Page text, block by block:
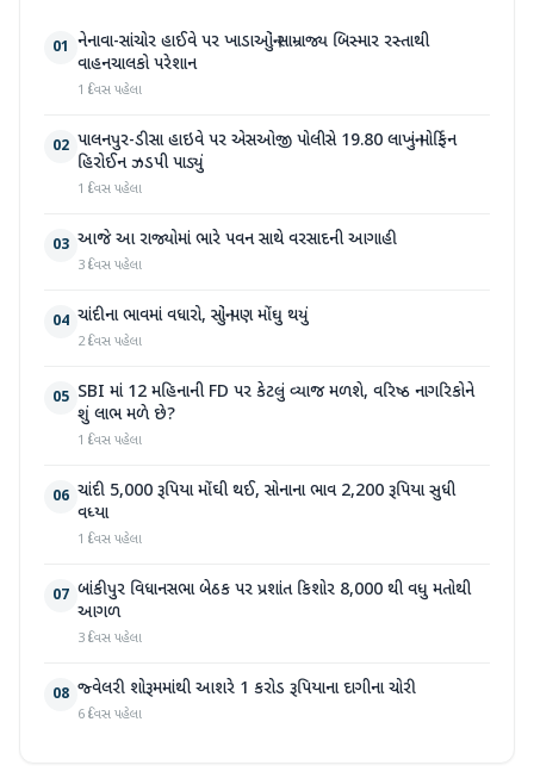
01 નેનાવા-સાંચોર હાઈવે પર ખાડાઓનું સામ્રાજ્ય બિસ્માર રસ્તાથી
વાહનચાલકો પરેશાન
1 દિવસ પહેલા
02 પાલનપુર-ડીસા હાઇવે પર એસઓજી પોલીસે 19.80 લાખનું મોર્ફિન
હિરોઈન ઝડપી પાડ્યું
1 દિવસ પહેલા
03 આજે આ રાજ્યોમાં ભારે પવન સાથે વરસાદની આગાહી
3 દિવસ પહેલા
04 ચાંદીના ભાવમાં વધારો, સોનું પણ મોંઘુ થયું
2 દિવસ પહેલા
05 SBI માં 12 મહિનાની FD પર કેટલું વ્યાજ મળશે, વરિષ્ઠ નાગરિકોને
શું લાભ મળે છે?
1 દિવસ પહેલા
06 ચાંદી 5,000 રૂપિયા મોંઘી થઈ, સોનાના ભાવ 2,200 રૂપિયા સુધી
વધ્યા
1 દિવસ પહેલા
07 બાંકીપુર વિધાનસભા બેઠક પર પ્રશાંત કિશોર 8,000 થી વધુ મતોથી
આગળ
3 દિવસ પહેલા
08 જ્વેલરી શોરૂમમાંથી આશરે 1 કરોડ રૂપિયાના દાગીના ચોરી
6 દિવસ પહેલા